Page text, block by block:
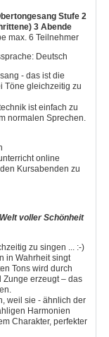
Stufe 2
3 Abende
max. 6 Teilnehmer
Deutsch
- das ist die
Töne gleichzeitig zu
ist einfach zu
normalen Sprechen.
online
Kursabenden zu
voller Schönheit
zu singen ... :-)
in Wahrheit singt
Tons wird durch
erzeugt – das
weil sie - ähnlich der
Harmonien
Charakter, perfekter